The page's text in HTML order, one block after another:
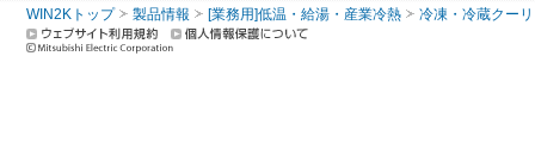
WIN2Kトップ 製品情報 [業務用]低温・給湯・産業冷熱 冷凍・冷蔵クー